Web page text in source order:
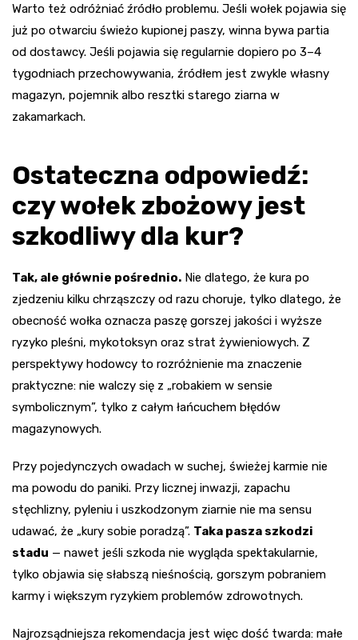
Warto też odróżniać źródło problemu. Jeśli wołek pojawia się
już po otwarciu świeżo kupionej paszy, winna bywa partia
od dostawcy. Jeśli pojawia się regularnie dopiero po 3–4
tygodniach przechowywania, źródłem jest zwykle własny
magazyn, pojemnik albo resztki starego ziarna w
zakamarkach.
Ostateczna odpowiedź:
czy wołek zbożowy jest
szkodliwy dla kur?
Tak, ale głównie pośrednio. Nie dlatego, że kura po
zjedzeniu kilku chrząszczy od razu choruje, tylko dlatego, że
obecność wołka oznacza paszę gorszej jakości i wyższe
ryzyko pleśni, mykotoksyn oraz strat żywieniowych. Z
perspektywy hodowcy to rozróżnienie ma znaczenie
praktyczne: nie walczy się z „robakiem w sensie
symbolicznym”, tylko z całym łańcuchem błędów
magazynowych.
Przy pojedynczych owadach w suchej, świeżej karmie nie
ma powodu do paniki. Przy licznej inwazji, zapachu
stęchlizny, pyleniu i uszkodzonym ziarnie nie ma sensu
udawać, że „kury sobie poradzą”. Taka pasza szkodzi
stadu — nawet jeśli szkoda nie wygląda spektakularnie,
tylko objawia się słabszą nieśnością, gorszym pobraniem
karmy i większym ryzykiem problemów zdrowotnych.
Najrozsądniejsza rekomendacja jest więc dość twarda: małe